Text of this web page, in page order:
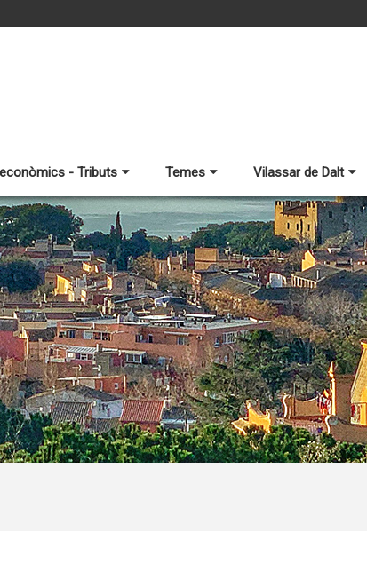
- Tributs Temes Vilassar de Dalt